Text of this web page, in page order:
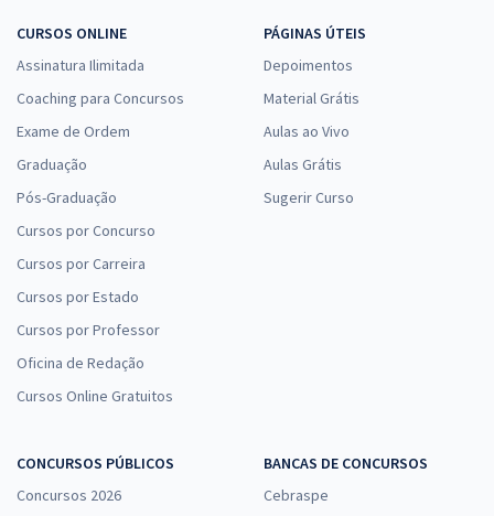
CURSOS ONLINE
Assinatura Ilimitada
Coaching para Concursos
Exame de Ordem
Graduação
Pós-Graduação
Cursos por Concurso
Cursos por Carreira
Cursos por Estado
Cursos por Professor
Oficina de Redação
Cursos Online Gratuitos
PÁGINAS ÚTEIS
Depoimentos
Material Grátis
Aulas ao Vivo
Aulas Grátis
Sugerir Curso
CONCURSOS PÚBLICOS
Concursos 2026
BANCAS DE CONCURSOS
Cebraspe